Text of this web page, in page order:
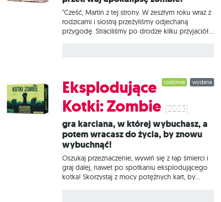
"Cześć, Martin z tej strony. W zeszłym roku wraz z
rodzicami i siostrą przeżyliśmy odjechaną
przygodę. Straciliśmy po drodze kilku przyjaciół,
żeby mój tata miał czym faszerować zombiaki.
Mam masę wolnego czasu i z nudów
postanowiłem stworzyć tę grę – opowiada o
naszej wyprawie. Mam nadzieję, że się Wam
spodoba". - Martin Zombiaki Ameryki to polskie
wydanie gry "Hit Z Road" autorstwa Martina
Wallace'a. Stylistyka gry została przygotowana
tak,
wydana
rodzinne
Eksplodujące
Kotki: Zombie (2023)
Gra karciana, w której wybuchasz, a
potem wracasz do życia, by znowu
wybuchnąć!
Oszukaj przeznaczenie, wywiń się z łap śmierci i
graj dalej, nawet po spotkaniu eksplodującego
kotka! Skorzystaj z mocy potężnych kart, by